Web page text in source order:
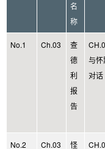
名
称
No.1 Ch.03
查
德
利
报
告
与怀
对话
No.2 Ch.03
怪